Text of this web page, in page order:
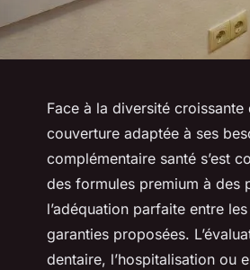
Face à la diversité
couverture adaptée à ses
complémentaire santé s’est
des formules premium à des
l’adéquation parfaite entre
garanties proposées.
dentaire, l’hospitalisation ou